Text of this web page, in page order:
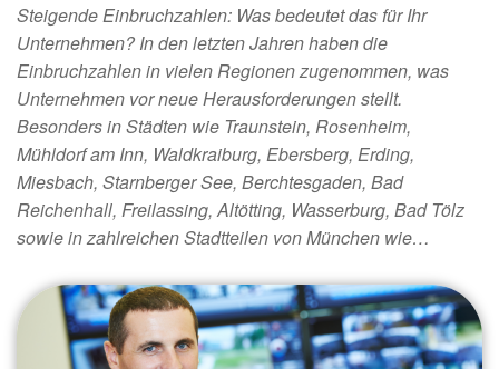
Steigende Einbruchzahlen: Was bedeutet das für Ihr
Unternehmen? In den letzten Jahren haben die
Einbruchzahlen in vielen Regionen zugenommen, was
Unternehmen vor neue Herausforderungen stellt.
Besonders in Städten wie Traunstein, Rosenheim,
Mühldorf am Inn, Waldkraiburg, Ebersberg, Erding,
Miesbach, Starnberger See, Berchtesgaden, Bad
Reichenhall, Freilassing, Altötting, Wasserburg, Bad Tölz
sowie in zahlreichen Stadtteilen von München wie…